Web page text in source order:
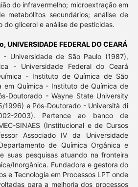
do infravermelho; microextração em
metabólitos secundários; análise de
do glicerol e análise de pesticidas.
UNIVERSIDADE FEDERAL DO CEARÁ
- Universidade de São Paulo (1987),
- Universidade Federal do Ceará
- Instituto de Química de São
em Química - Instituto de Química de
Doutorado - Wayne State University
1996) e Pós-Doutorado - Università di
2003). Pertence ao banco de
SINAES (Institucional e de Cursos
Associado IV da Universidade
de Química Orgânica e
suas pesquisas atuando na fronteira
Inorgânica. Fundadora e gestora do
e Tecnologia em Processos LPT onde
para a melhoria dos processos